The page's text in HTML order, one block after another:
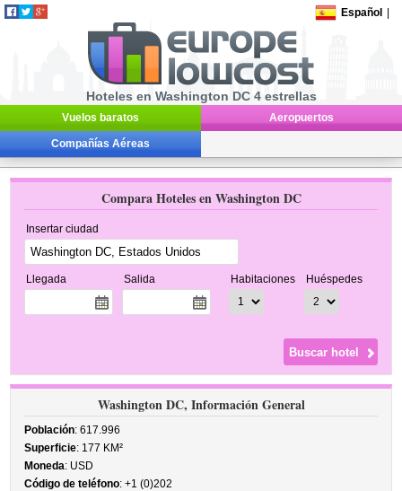
Español
Hoteles en Washington DC 4 estrellas
Vuelos baratos Aeropuertos
Compañías Aéreas
Compara Hoteles en Washington DC
Insertar ciudad
Llegada Salida Habitaciones Huéspedes
Washington DC, Información General
Población: 617.996
Superficie: 177 KM²
Moneda: USD
Código de teléfono: +1 (0)202